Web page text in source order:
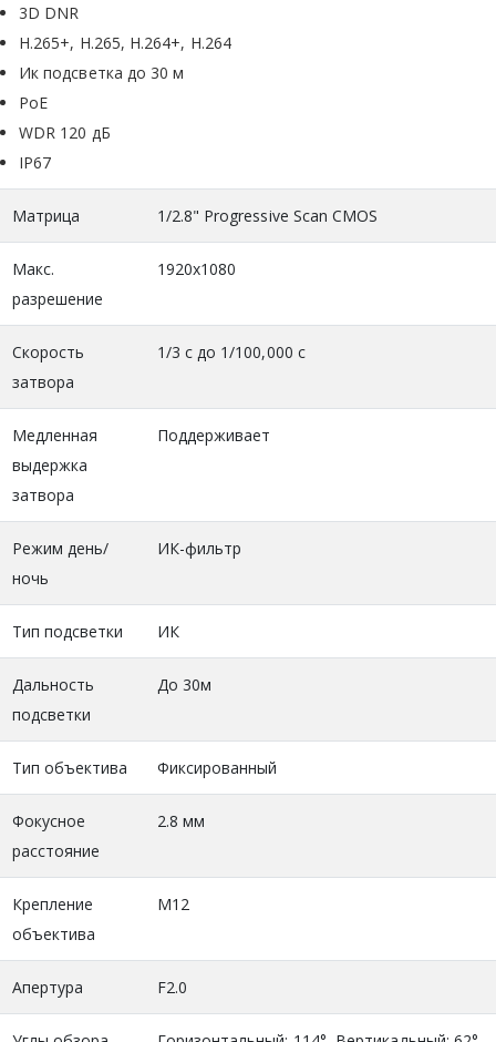
3D DNR
H.265+, H.265, H.264+, H.264
Ик подсветка до 30 м
PoE
WDR 120 дБ
IP67
Матрица 1/2.8" Progressive Scan CMOS
Макс.
разрешение
1920x1080
Скорость
затвора
1/3 c до 1/100,000 с
Медленная
выдержка
затвора
Поддерживает
Режим день/
ночь
ИК-фильтр
Тип подсветки ИК
Дальность
подсветки
До 30м
Тип объектива Фиксированный
Фокусное
расстояние
2.8 мм
Крепление
объектива
M12
Апертура F2.0